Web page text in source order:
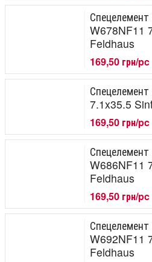
W678NF11
Feldhaus
169,50 грн/pc
7.1x35.5
169,50 грн/pc
W686NF11
Feldhaus
169,50 грн/pc
W692NF11
Feldhaus